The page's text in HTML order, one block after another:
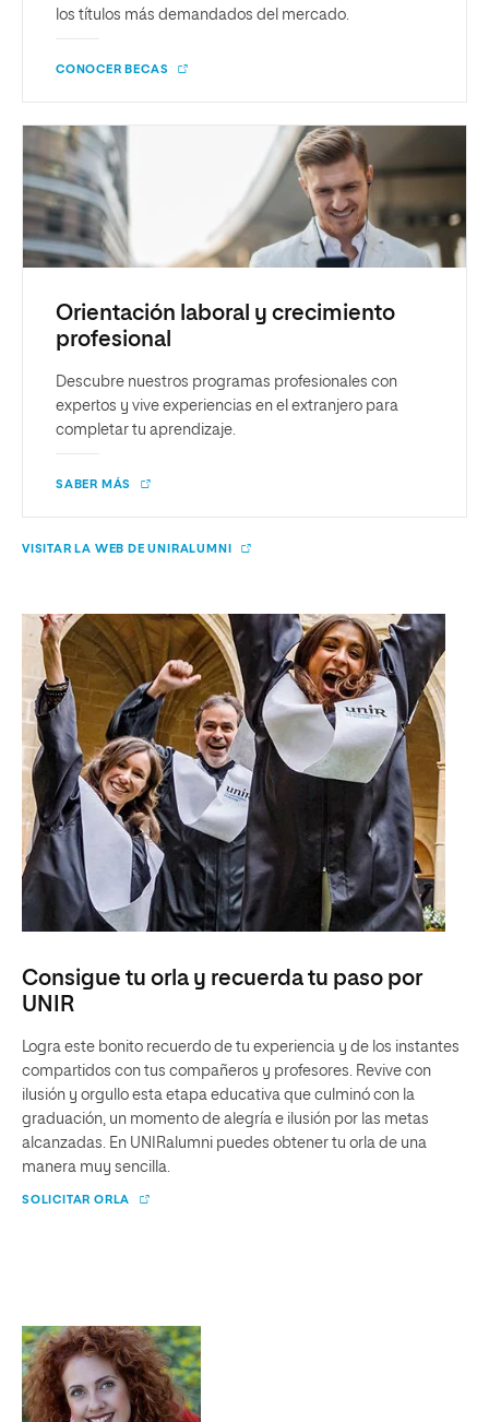
los títulos más demandados del mercado.
CONOCER BECAS
Orientación laboral y crecimiento
profesional
Descubre nuestros programas profesionales con
expertos y vive experiencias en el extranjero para
completar tu aprendizaje.
SABER MÁS
VISITAR LA WEB DE UNIRALUMNI
Consigue tu orla y recuerda tu paso por
UNIR
Logra este bonito recuerdo de tu experiencia y de los instantes
compartidos con tus compañeros y profesores. Revive con
ilusión y orgullo esta etapa educativa que culminó con la
graduación, un momento de alegría e ilusión por las metas
alcanzadas. En UNIRalumni puedes obtener tu orla de una
manera muy sencilla.
SOLICITAR ORLA